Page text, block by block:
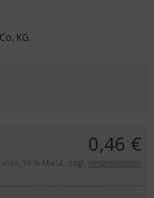
0,46 €
inkl. 19 % MwSt. zzgl. Versandkosten
KG.